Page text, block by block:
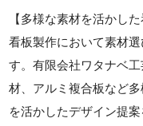
【多様な素材を活かし
看板製作において素材
す。有限会社ワタナベ
材、アルミ複合板など
を活かしたデザイン提